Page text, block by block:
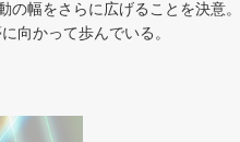
幅をさらに広げることを決意
向かって歩んでいる。